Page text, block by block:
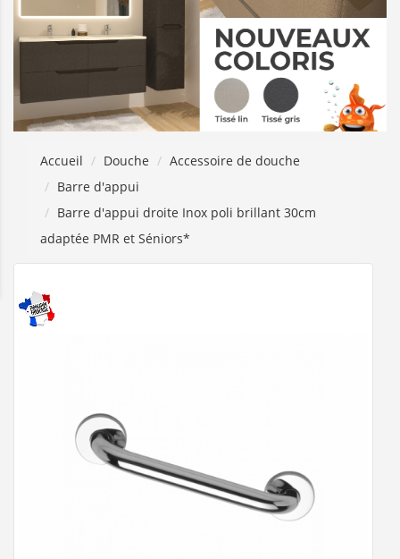
Accueil Douche
Accessoire de douche
Barre d'appui
Barre d'appui droite Inox poli brillant 30cm
adaptée PMR et Séniors*